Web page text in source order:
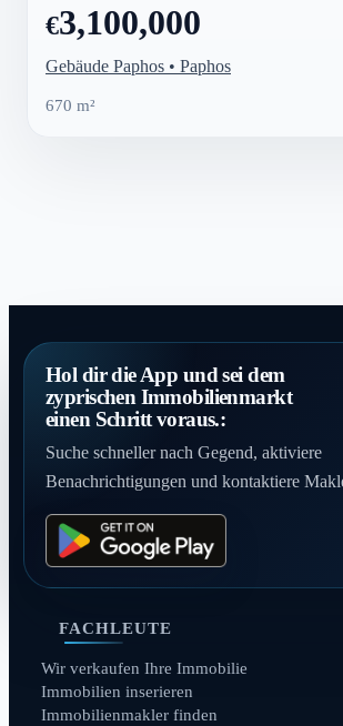
€3,100,000
Gebäude Paphos • Paphos
670 m²
Hol dir die App und sei dem
zyprischen Immobilienmarkt
einen Schritt voraus.:
Suche schneller nach Gegend, aktiviere
Benachrichtigungen und kontaktiere
FACHLEUTE
Wir verkaufen Ihre Immobilie
Immobilien inserieren
Immobilienmakler finden